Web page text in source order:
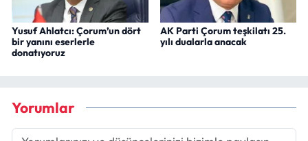
Yusuf Ahlatcı: Çorum’un dört
bir yanını eserlerle
donatıyoruz
AK Parti Çorum teşkilatı 25.
yılı dualarla anacak
Yorumlar